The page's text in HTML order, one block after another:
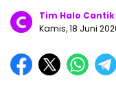
Tim Halo Cantik
Kamis, 18 Juni